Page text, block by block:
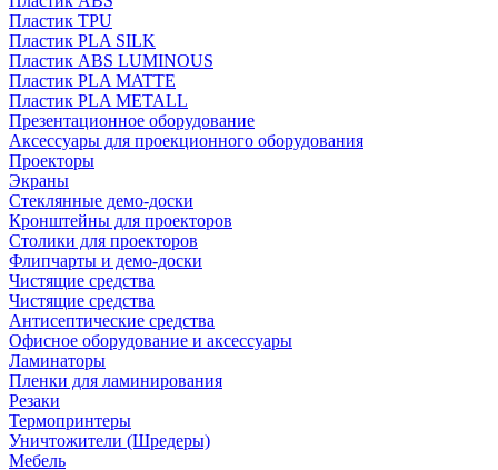
Пластик TPU
Пластик PLA SILK
Пластик ABS LUMINOUS
Пластик PLA MATTE
Пластик PLA METALL
Презентационное оборудование
Аксессуары для проекционного оборудования
Проекторы
Экраны
Стеклянные демо-доски
Кронштейны для проекторов
Столики для проекторов
Флипчарты и демо-доски
Чистящие средства
Чистящие средства
Антисептические средства
Офисное оборудование и аксессуары
Ламинаторы
Пленки для ламинирования
Резаки
Термопринтеры
Уничтожители (Шредеры)
Мебель